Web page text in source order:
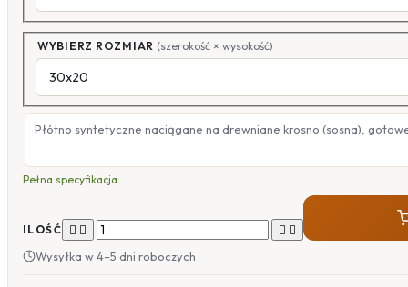
WYBIERZ ROZMIAR (szerokość × wysokość)
Płótno syntetyczne naciągane na drewniane krosno (sosna),
Pełna specyfikacja
ILOŚĆ    
Wysyłka w 4–5 dni roboczych